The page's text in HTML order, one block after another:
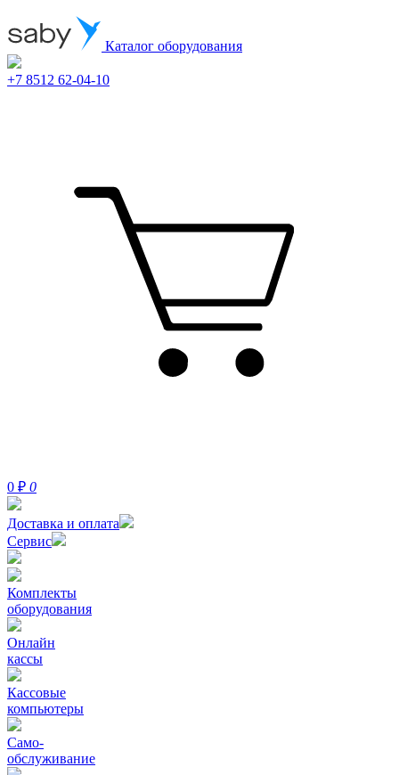
Каталог оборудования
+7 8512 62-04-10
0 ₽ 0
Доставка и оплата
Сервис
Комплекты
оборудования
Онлайн
кассы
Кассовые
компьютеры
Само-
обслуживание